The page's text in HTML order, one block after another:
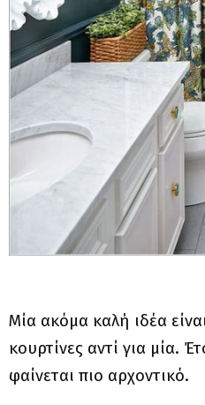
Μία ακόμα καλή ιδέα
κουρτίνες αντί για μία.
φαίνεται πιο αρχοντικό.